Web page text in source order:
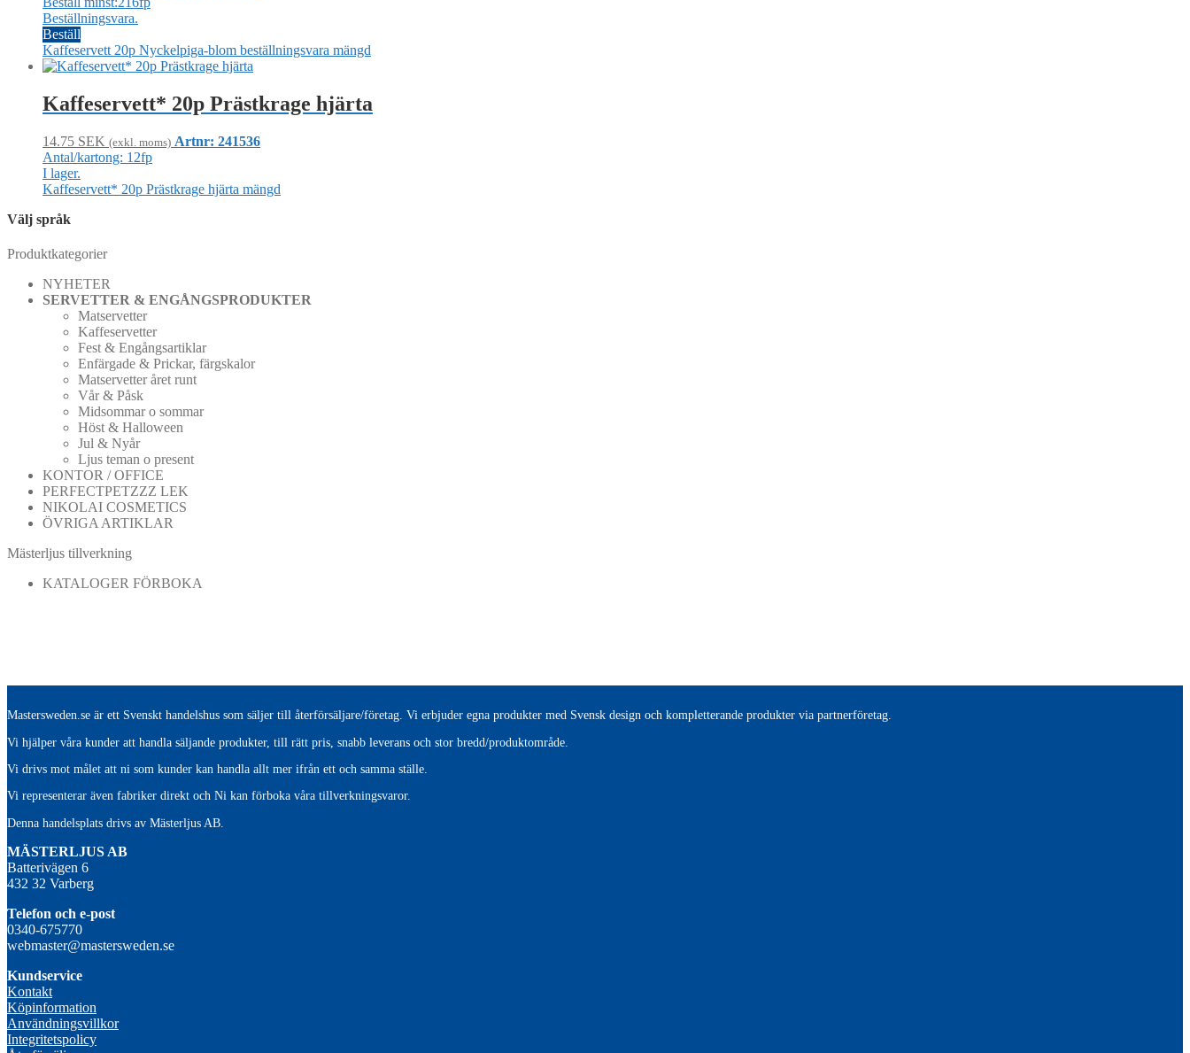
Beställningsvara.
Beställ
Kaffeservett 20p Nyckelpiga-blom beställningsvara mängd
Kaffeservett* 20p Prästkrage hjärta
14.75 SEK (exkl. moms) Artnr: 241536
Antal/kartong: 12fp
I lager.
Kaffeservett* 20p Prästkrage hjärta mängd
Välj språk
Produktkategorier
NYHETER
SERVETTER & ENGÅNGSPRODUKTER
Matservetter
Kaffeservetter
Fest & Engångsartiklar
Enfärgade & Prickar, färgskalor
Matservetter året runt
Vår & Påsk
Midsommar o sommar
Höst & Halloween
Jul & Nyår
Ljus teman o present
KONTOR / OFFICE
PERFECTPETZZZ LEK
NIKOLAI COSMETICS
ÖVRIGA ARTIKLAR
Mästerljus tillverkning
KATALOGER FÖRBOKA
Mastersweden.se är ett Svenskt handelshus som säljer till återförsäljare/företag. Vi erbjuder egna produkter med Svensk design och kompletterande produkter via partnerföretag.
Vi hjälper våra kunder att handla säljande produkter, till rätt pris, snabb leverans och stor bredd/produktområde.
Vi drivs mot målet att ni som kunder kan handla allt mer ifrån ett och samma ställe.
Vi representerar även fabriker direkt och Ni kan förboka våra tillverkningsvaror.
Denna handelsplats drivs av Mästerljus AB.
MÄSTERLJUS AB
Batterivägen 6
432 32 Varberg
Telefon och e-post
0340-675770
webmaster@mastersweden.se
Kundservice
Kontakt
Köpinformation
Användningsvillkor
Integritetspolicy